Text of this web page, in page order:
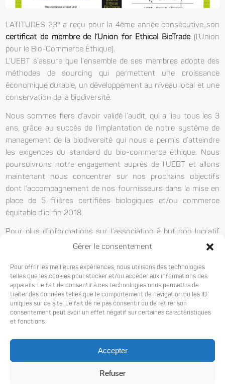
Gérer le consentement
Pour offrir les meilleures expériences, nous utilisons des technologies
telles que les cookies pour stocker et/ou accéder aux informations des
appareils. Le fait de consentir à ces technologies nous permettra de
traiter des données telles que le comportement de navigation ou les ID
uniques sur ce site. Le fait de ne pas consentir ou de retirer son
consentement peut avoir un effet négatif sur certaines caractéristiques
et fonctions.
Accepter
Refuser
LATITUDES 23° a reçu pour la 4ème année consécutive son
certificat de membre de l’Union for Ethical BioTrade (l’Union
pour le Bio-Commerce Éthique).
L’UEBT s’assure que l’ensemble de ses membres adopte des
méthodes de sourcing qui permettent une croissance
économique durable, un développement au niveau local et une
conservation de la biodiversité.
Nous sommes fiers d’avoir validé l’audit, qui a lieu tous les 3
ans, grâce au succès de l’implantation de notre système de
management de la biodiversité qui nous a permis d’atteindre
les exigences du standard du bio-commerce éthique. Nous
poursuivrons notre engagement auprès de l’UEBT et allons
maintenant nous concentrer sur nos prochains objectifs
dont l’accompagnement de nos fournisseurs dans la mise en
place de 5 filières certifiées biologiques et/ou commerce
équitable d’ici fin 2018.
Pour plus d’informations sur l’association à but non lucratif
UEBT, n’hésitez pas à visiter leur site internet
7 JUILLET 2016